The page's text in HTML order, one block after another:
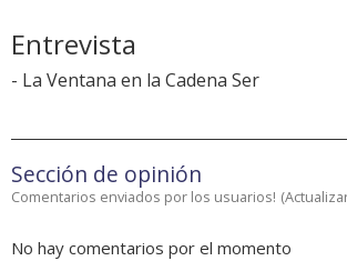
Entrevista
- La Ventana en la Cadena Ser
Sección de opinión
Comentarios enviados por los usuarios! (
No hay comentarios por el momento